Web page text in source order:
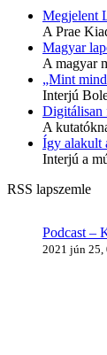
Megjelent
A Prae
Magyar
A magyar
„Mint
Interjú
Digitálisan
A
Így alakult
Interjú a
RSS lapszemle
Podcast –
2021 jún 25,